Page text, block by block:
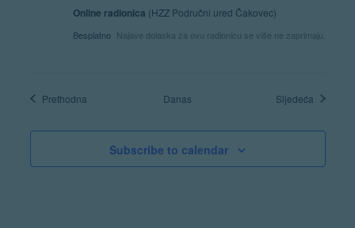
Online radionica (HZZ Područni ured Čakovec)
Besplatno Najave dolaska za ovu radionicu se više ne zaprimaju.
PrethodnaRadionice Danas Sljedeća
Subscribe to calendar